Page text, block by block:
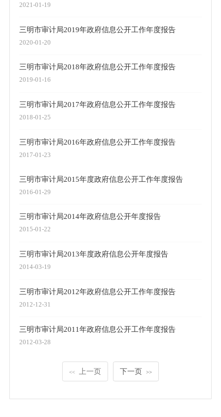
2021-01-19
三明市审计局2019年政府信息公开工作年度报告
2020-01-20
三明市审计局2018年政府信息公开工作年度报告
2019-01-16
三明市审计局2017年政府信息公开工作年度报告
2018-01-25
三明市审计局2016年政府信息公开工作年度报告
2017-01-23
三明市审计局2015年度政府信息公开工作年度报告
2016-01-29
三明市审计局2014年政府信息公开年度报告
2015-01-22
三明市审计局2013年度政府信息公开年度报告
2014-03-19
三明市审计局2012年政府信息公开工作年度报告
2012-12-31
三明市审计局2011年政府信息公开工作年度报告
2012-03-28
<< 上一页 下一页 >>